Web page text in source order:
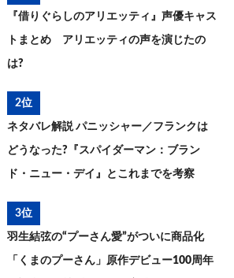
『借りぐらしのアリエッティ』声優キャス
トまとめ アリエッティの声を演じたの
は?
2位
ネタバレ解説 パニッシャー／フランクは
どうなった?『スパイダーマン：ブラン
ド・ニュー・デイ』とこれまでを考察
3位
羽生結弦の“プーさん愛”がついに商品化
「くまのプーさん」原作デビュー100周年